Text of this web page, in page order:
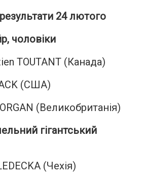
24 лютого
чоловіки
TOUTANT (Канада)
(США)
(Великобританія)
гігантський
(Чехія)